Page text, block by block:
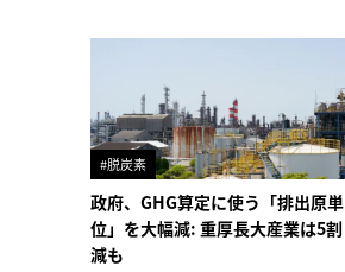
#脱炭素
政府、GHG算定に使う「排出原単
位」を大幅減: 重厚長大産業は5割
減も